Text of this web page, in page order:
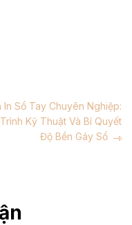
In Sổ Tay Chuyên Nghiệp:
Kỹ Thuật Và Bí Quyết
Độ Bền Gáy Sổ